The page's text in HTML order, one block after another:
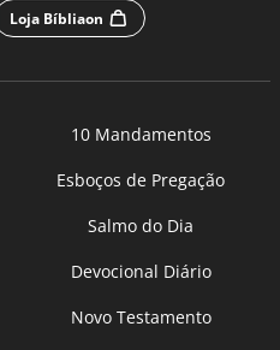
Loja Bíbliaon
10 Mandamentos
Esboços de Pregação
Salmo do Dia
Devocional Diário
Novo Testamento